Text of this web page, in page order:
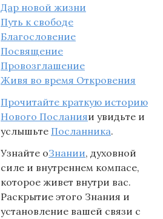
Дар новой жизни
Путь к свободе
Благословение
Посвящение
Провозглашение
Живя во время Откровения
Прочитайте краткую историю
Нового Посланияи увидьте и
услышьте Посланника.
Узнайте оЗнании, духовной
силе и внутреннем компасе,
которое живет внутри вас.
Раскрытие этого Знания и
установление вашей связи с